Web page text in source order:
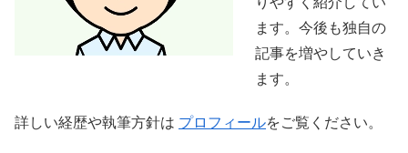
ます。今後も独自の
記事を増やしていき
ます。
詳しい経歴や執筆方針は プロフィールをご覧ください。